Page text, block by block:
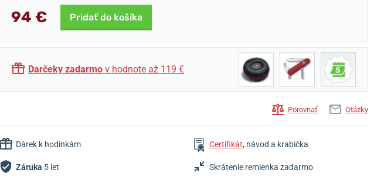
94 € Pridať do košíka
Darčeky zadarmo v hodnote až 119 €
Porovnať Otázky
Dárek k hodinkám Certifikát, návod a krabička
Záruka 5 let Skrátenie remienka zadarmo